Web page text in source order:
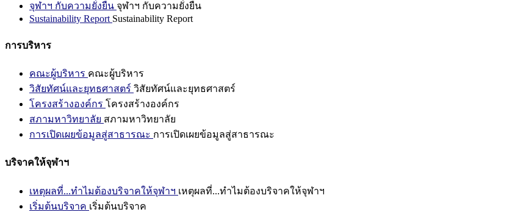
จุฬาฯ กับความยั่งยืน จุฬาฯ กับความยั่งยืน
Sustainability Report Sustainability Report
การบริหาร
คณะผู้บริหาร คณะผู้บริหาร
วิสัยทัศน์และยุทธศาสตร์ วิสัยทัศน์และยุทธศาสตร์
โครงสร้างองค์กร โครงสร้างองค์กร
สภามหาวิทยาลัย สภามหาวิทยาลัย
การเปิดเผยข้อมูลสู่สาธารณะ การเปิดเผยข้อมูลสู่สาธารณะ
บริจาคให้จุฬาฯ
เหตุผลที่...ทำไมต้องบริจาคให้จุฬาฯ เหตุผลที่...ทำไมต้องบริจาคให้จุฬาฯ
เริ่มต้นบริจาค เริ่มต้นบริจาค